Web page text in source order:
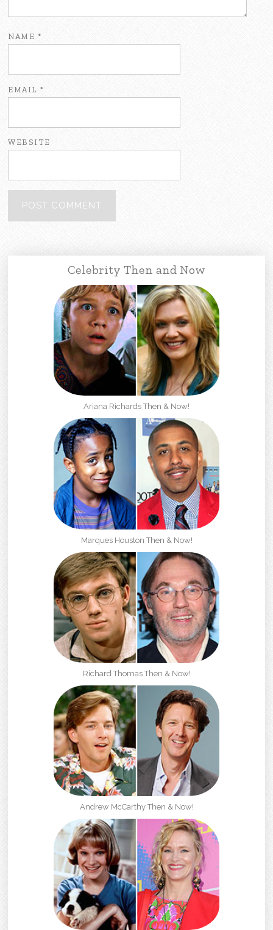
NAME *
EMAIL*
WEBSITE
Celebrity Then and Now
Ariana Richards Then & Now!
Marques Houston Then & Now!
Richard Thomas Then & Now!
Andrew McCarthy Then & Now!